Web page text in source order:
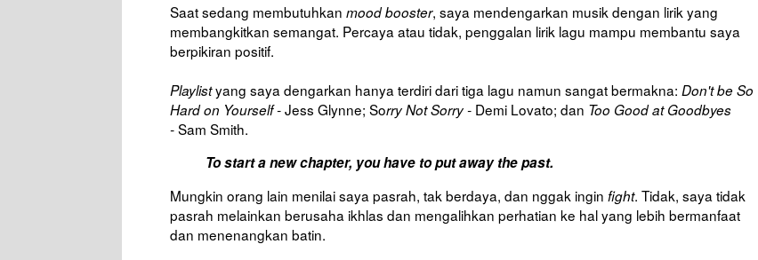
Saat sedang membutuhkan mood booster, saya mendengarkan musik dengan lirik yang
membangkitkan semangat. Percaya atau tidak, penggalan lirik lagu mampu membantu saya
berpikiran positif.
Playlistyang saya dengarkan hanya terdiri dari tiga lagu namun sangat bermakna: Don't be So
Hard on Yourself -Jess Glynne; Sorry Not Sorry - Demi Lovato; dan Too Good at Goodbyes
-Sam Smith.
To start a new chapter, you have to put away the past.
Mungkin orang lain menilai saya pasrah, tak berdaya, dan nggak ingin fight. Tidak, saya tidak
pasrah melainkan berusaha ikhlas dan mengalihkan perhatian ke hal yang lebih bermanfaat
dan menenangkan batin.